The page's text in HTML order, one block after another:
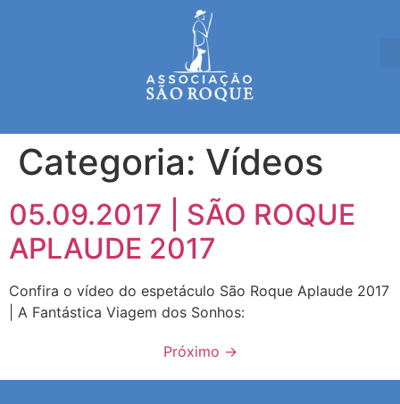
Categoria: Vídeos
05.09.2017 | SÃO ROQUE
APLAUDE 2017
Confira o vídeo do espetáculo São Roque Aplaude 2017
| A Fantástica Viagem dos Sonhos:
Próximo →